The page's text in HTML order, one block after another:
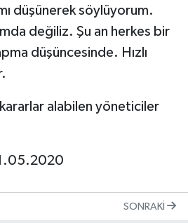
düşünerek söylüyorum.
değiliz. Şu an herkes bir
düşüncesinde. Hızlı
alabilen yöneticiler
SONRAKI